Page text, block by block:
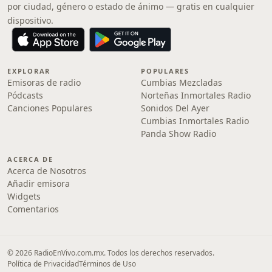
por ciudad, género o estado de ánimo — gratis en cualquier
dispositivo.
EXPLORAR
Emisoras de radio
Pódcasts
Canciones Populares
POPULARES
Cumbias Mezcladas
Norteñas Inmortales Radio
Sonidos Del Ayer
Cumbias Inmortales Radio
Panda Show Radio
ACERCA DE
Acerca de Nosotros
Añadir emisora
Widgets
Comentarios
© 2026 RadioEnVivo.com.mx. Todos los derechos reservados.
Política de PrivacidadTérminos de Uso